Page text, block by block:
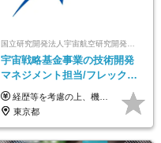
宇宙戦略基金事業の技術開発
マネジメント担当/フレックス
制/リモート活用/異業種出身者
歓迎/国家プロジェクト
経歴等を考慮の上、機構の規定により決定します。 ＜大学卒業後、正規社員として民間企業に3年勤務した場合＞ ・月給30万円以上 ・年収470万円以上 年収概算を試算する場合は以下をご確認ください。 https://www.jaxa.jp/about/employ/trial_j.html ■昇給年1回、賞与年2回 ■諸手当（住居手当、通勤手当他） ■退職金制度あり ※年収470万円～ ※超過勤務分は別途支給します。 ※6ヶ月の試用期間あり。その間の待遇・給与に差異はありません。
東京都